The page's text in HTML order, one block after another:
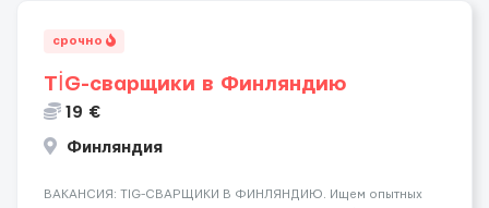
срочно
TİG-сварщики в Финляндию
19 €
Финляндия
​​ВАКАНСИЯ: TIG-СВАРЩИКИ В ФИНЛЯНДИЮ. Ищем опытных